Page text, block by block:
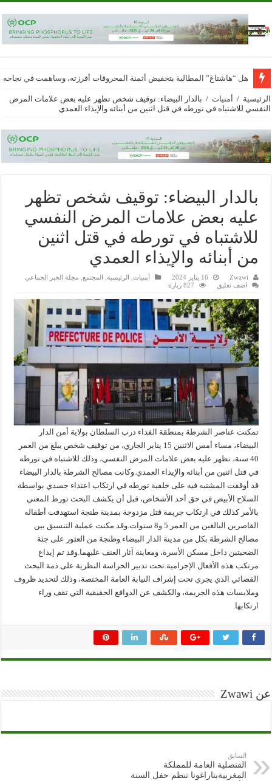
هل “هاشتاغ” المطالبة بتخفيض أثمنة المحروقات أفرزته، وساهمت في
الرئيسية / أمنيات / بالدار البيضاء: توقيف شخص تظهر عليه بعض علامات المرض
النفسي للاشتباه في تورطه في قتل اثنين من أبنائه والإيذاء العمدي
بالدار البيضاء: توقيف شخص تظهر
عليه بعض علامات المرض النفسي
للاشتباه في تورطه في قتل اثنين
من أبنائه والإيذاء العمدي
Zwawi 16 يناير 2024 أمنيات الرئيسية المجتمع
مجلة الخبر الجماعي
اضف تعليق
827 زيارة
تمكنت عناصر الشرطة بمنطقة الفداء درب السلطان بولاية أمن الدار
البيضاء، مساء أمس الاثنين 15 يناير الجاري، من توقيف شخص يبلغ من العمر
40 سنة، تظهر عليه بعض علامات المرض النفسي، وذلك للاشتباه في تورطه
في قتل اثنين من أبنائه والإيذاء العمدي.وكانت مصالح الشرطة بالدار البيضاء
قد أوقفت المشتبه فيه على خلفية تورطه في ارتكاب اعتداء جسدي بواسطة
السلاح الأبيض في حق أحد الأشخاص، قبل أن يكشف البحث تورط المعني
بالأمر كذلك في ارتكاب جريمة قتل مزدوجة بمدينة طنجة استهدفت أطفاله
القاصرين البالغين من العمر 5 و8 سنوات.وقد مكنت عملية التنسيق بين
مصالح الشرطة بكل من مدينة الدار البيضاء وطنجة من العثور على جثة
الضحيتين داخل مسكن الأسرة، ومعاينة آثار العنف عليهما.وقد تم إيداع
مرتكب هذه الأفعال الإجرامية تحت تدبير الحراسة النظرية على ذمة البحث
القضائي الذي يجري تحت إشراف النيابة العامة المختصة، وذلك لتحديد ظروف
وملابسات هذه الجريمة، والكشف عن الدوافع الحقيقية التي تقف وراء
ارتكابها.
عن Zwawi
السابق
القنصلية العامة للمملكة
المغربيةبتاراغونا تنظم حفل السنة